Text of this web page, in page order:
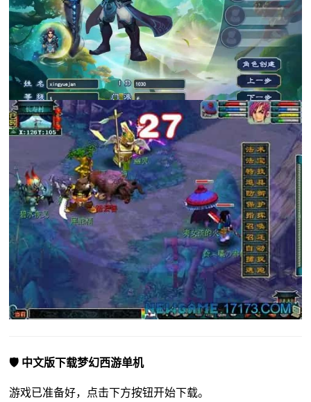
🛡️ 中文版下载梦幻西游单机
游戏已准备好，点击下方按钮开始下载。